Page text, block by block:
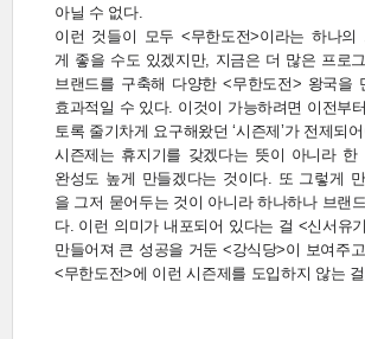
아닐 수 없다.
이런 것들이 모두 <무한도전>이라는 하나의
게 좋을 수도 있겠지만, 지금은 더 많은 프로
브랜드를 구축해 다양한 <무한도전> 왕국을
효과적일 수 있다. 이것이 가능하려면 이전부
토록 줄기차게 요구해왔던 ‘시즌제’가 전제되
시즌제는 휴지기를 갖겠다는 뜻이 아니라 한
완성도 높게 만들겠다는 것이다. 또 그렇게
을 그저 묻어두는 것이 아니라 하나하나 브랜
다. 이런 의미가 내포되어 있다는 걸 <신서유
만들어져 큰 성공을 거둔 <강식당>이 보여주
<무한도전>에 이런 시즌제를 도입하지 않는